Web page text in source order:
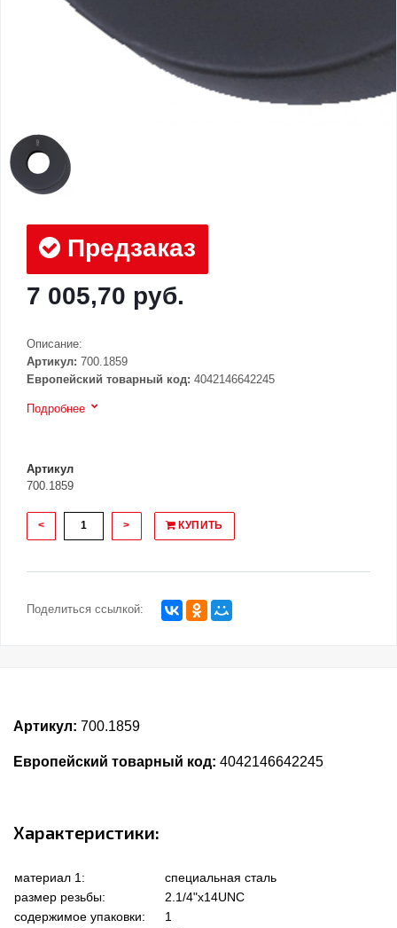
Предзаказ
7 005,70 руб.
Описание:
Артикул: 700.1859
Европейский товарный код: 4042146642245
Подробнее
Артикул
700.1859
< > КУПИТЬ
Поделиться ссылкой:
Артикул: 700.1859
Европейский товарный код: 4042146642245
Характеристики:
материал 1:
специальная сталь
размер резьбы:
2.1/4"x14UNC
содержимое упаковки:
1